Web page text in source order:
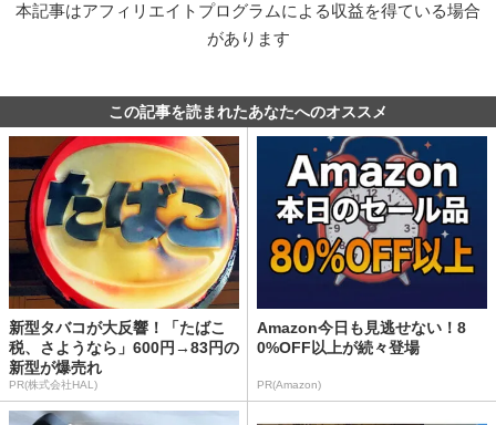
本記事はアフィリエイトプログラムによる収益を得ている場合
があります
この記事を読まれたあなたへのオススメ
新型タバコが大反響！「たばこ
税、さようなら」600円→83円の
新型が爆売れ
PR(株式会社HAL)
Amazon今日も見逃せない！8
0%OFF以上が続々登場
PR(Amazon)